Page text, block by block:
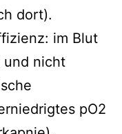
dort).
im Blut
und nicht
pO2